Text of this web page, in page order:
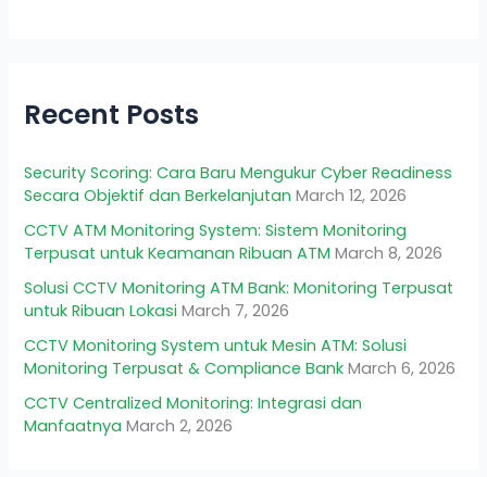
Recent Posts
Security Scoring: Cara Baru Mengukur Cyber Readiness
Secara Objektif dan Berkelanjutan March 12, 2026
CCTV ATM Monitoring System: Sistem Monitoring
Terpusat untuk Keamanan Ribuan ATM March 8, 2026
Solusi CCTV Monitoring ATM Bank: Monitoring Terpusat
untuk Ribuan Lokasi March 7, 2026
CCTV Monitoring System untuk Mesin ATM: Solusi
Monitoring Terpusat & Compliance Bank March 6, 2026
CCTV Centralized Monitoring: Integrasi dan
Manfaatnya March 2, 2026